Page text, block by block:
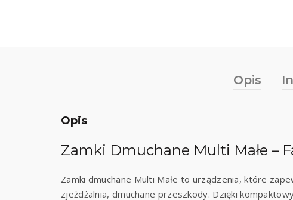
Opis
Opis
Zamki Dmuchane Multi Małe –
Zamki dmuchane Multi Małe to urządzenia, które
zjeżdżalnia, dmuchane przeszkody. Dzięki